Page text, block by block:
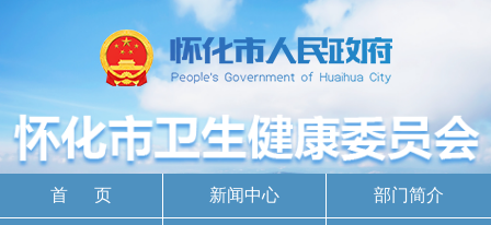
首 页 新闻中心 部门简介